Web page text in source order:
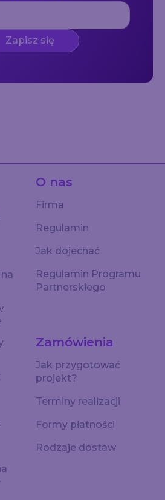
Zapisz się
O nas
Firma
Regulamin
Jak dojechać
Regulamin Programu
Partnerskiego
Zamówienia
Jak przygotować
projekt?
Terminy realizacji
Formy płatności
Rodzaje dostaw